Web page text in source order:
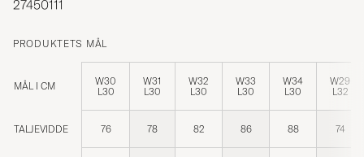
27450111
PRODUKTETS MÅL
MÅL I CM
W30
L30
W31
L30
W32
L30
W33
L30
W34
L30
W29
L32
TALJEVIDDE 76 78 82 86 88 74